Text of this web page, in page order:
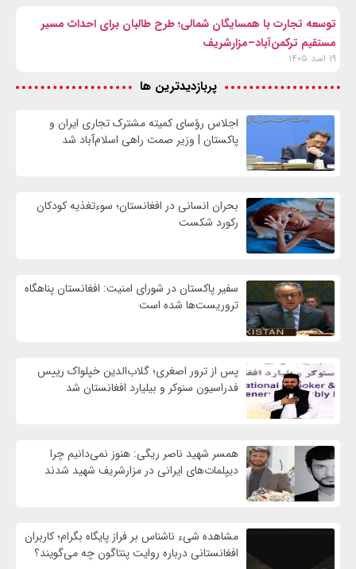
توسعه تجارت با همسایگان شمالی؛ طرح طالبان برای احداث مسیر
مستقیم ترکمن‌آباد–مزارشریف
۱۹ اسد ۱۴۰۵
پربازدیدترین ها
اجلاس رؤسای کمیته مشترک تجاری ایران و
پاکستان | وزیر صمت راهی اسلام‌آباد شد
بحران انسانی در افغانستان؛ سوءتغذیه کودکان
رکورد شکست
سفیر پاکستان در شورای امنیت: افغانستان پناهگاه
تروریست‌ها شده است
پس از ترور اصغری؛ گلاب‌الدین خپلواک رییس
فدراسیون سنوکر و بیلیارد افغانستان شد
همسر شهید ناصر ریگی: هنوز نمی‌دانیم چرا
دیپلمات‌های ایرانی در مزارشریف شهید شدند
مشاهده شیء ناشناس بر فراز پایگاه بگرام؛ کاربران
افغانستانی درباره روایت پنتاگون چه می‌گویند؟